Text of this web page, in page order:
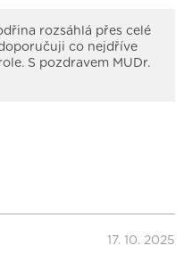
rozsáhlá přes celé
co nejdříve
S pozdravem MUDr.
17. 10. 2025